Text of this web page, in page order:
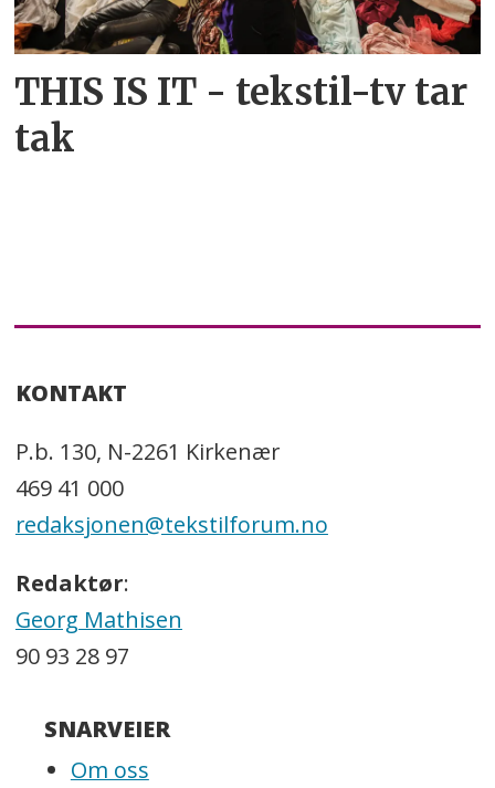
THIS IS IT - tekstil-tv tar
tak
KONTAKT
P.b. 130, N-2261 Kirkenær
469 41 000
redaksjonen@tekstilforum.no
Redaktør:
Georg Mathisen
90 93 28 97
SNARVEIER
Om oss